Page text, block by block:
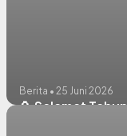
Berita • 25 Juni 2026
🏮 Selamat